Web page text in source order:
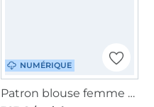
NUMÉRIQUE
Patron blouse femme pdf Mme Maki Studio, en Français